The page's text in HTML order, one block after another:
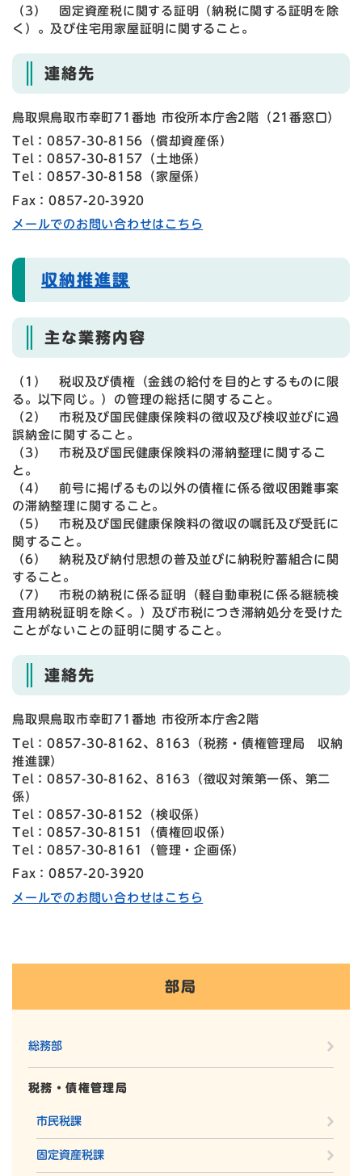
（3） 固定資産税に関する証明（納税に関する証明を除
く）。及び住宅用家屋証明に関すること。
連絡先
鳥取県鳥取市幸町71番地 市役所本庁舎2階（21番窓口）
Tel：0857-30-8156 （ 償却資産係 ）
Tel：0857-30-8157 （ 土地係 ）
Tel：0857-30-8158 （ 家屋係 ）
Fax：0857-20-3920
メールでのお問い合わせはこちら
収納推進課
主な業務内容
（1） 税収及び債権（金銭の給付を目的とするものに限
る。以下同じ。）の管理の総括に関すること。
（2） 市税及び国民健康保険料の徴収及び検収並びに過
誤納金に関すること。
（3） 市税及び国民健康保険料の滞納整理に関するこ
と。
（4） 前号に掲げるもの以外の債権に係る徴収困難事案
の滞納整理に関すること。
（5） 市税及び国民健康保険料の徴収の嘱託及び受託に
関すること。
（6） 納税及び納付思想の普及並びに納税貯蓄組合に関
すること。
（7） 市税の納税に係る証明（軽自動車税に係る継続検
査用納税証明を除く。）及び市税につき滞納処分を受けた
ことがないことの証明に関すること。
連絡先
鳥取県鳥取市幸町71番地 市役所本庁舎2階
Tel：0857-30-8162、8163 （税務・債権管理局 収納
推進課）
Tel：0857-30-8162、8163 （徴収対策第一係、第二
係）
Tel：0857-30-8152
（検収係）
Tel：0857-30-8151
（債権回収係）
Tel：0857-30-8161
（管理・企画係）
Fax：0857-20-3920
メールでのお問い合わせはこちら
部局
総務部
税務・債権管理局
市民税課
固定資産税課